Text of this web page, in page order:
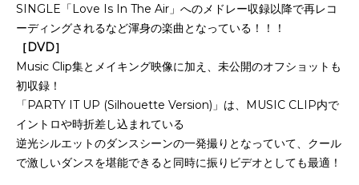
SINGLE「Love Is In The Air」へのメドレー収録以降で再レコ
ーディングされるなど渾身の楽曲となっている！！！
［DVD］
Music Clip集とメイキング映像に加え、未公開のオフショットも
初収録！
「PARTY IT UP (Silhouette Version)」は、MUSIC CLIP内で
イントロや時折差し込まれている
逆光シルエットのダンスシーンの一発撮りとなっていて、クール
で激しいダンスを堪能できると同時に振りビデオとしても最適！